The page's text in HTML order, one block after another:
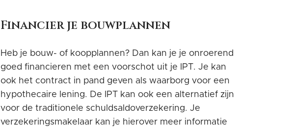
Financier je bouwplannen
Heb je bouw- of koopplannen? Dan kan je je onroerend
goed financieren met een voorschot uit je IPT. Je kan
ook het contract in pand geven als waarborg voor een
hypothecaire lening. De IPT kan ook een alternatief zijn
voor de traditionele schuldsaldoverzekering. Je
verzekeringsmakelaar kan je hierover meer informatie